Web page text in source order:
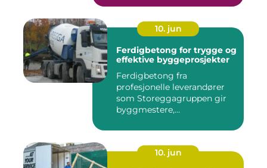
10. jun
Ferdigbetong for trygge og
effektive byggeprosjekter
Ferdigbetong fra
profesjonelle leverandører
som Storeggagruppen gir
byggmestere,
10. jun